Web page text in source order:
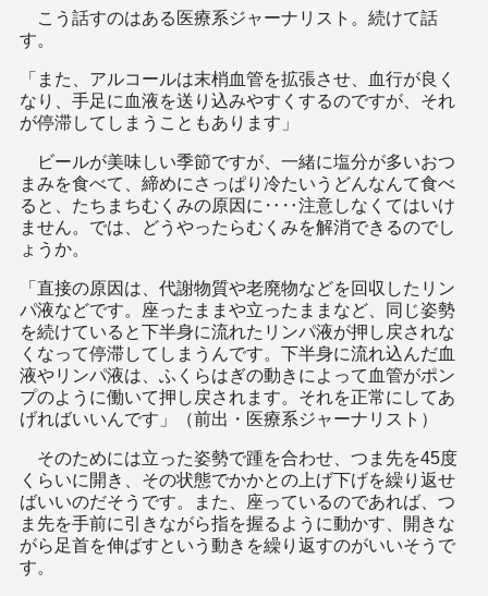
こう話すのはある医療系ジャーナリスト。続けて話
す。
「また、アルコールは末梢血管を拡張させ、血行が良く
なり、手足に血液を送り込みやすくするのですが、それ
が停滞してしまうこともあります」
ビールが美味しい季節ですが、一緒に塩分が多いおつ
まみを食べて、締めにさっぱり冷たいうどんなんて食べ
ると、たちまちむくみの原因に‥‥注意しなくてはいけ
ません。では、どうやったらむくみを解消できるのでし
ょうか。
「直接の原因は、代謝物質や老廃物などを回収したリン
パ液などです。座ったままや立ったままなど、同じ姿勢
を続けていると下半身に流れたリンパ液が押し戻されな
くなって停滞してしまうんです。下半身に流れ込んだ血
液やリンパ液は、ふくらはぎの動きによって血管がポン
プのように働いて押し戻されます。それを正常にしてあ
げればいいんです」（前出・医療系ジャーナリスト）
そのためには立った姿勢で踵を合わせ、つま先を45度
くらいに開き、その状態でかかとの上げ下げを繰り返せ
ばいいのだそうです。また、座っているのであれば、つ
ま先を手前に引きながら指を握るように動かす、開きな
がら足首を伸ばすという動きを繰り返すのがいいそうで
す。